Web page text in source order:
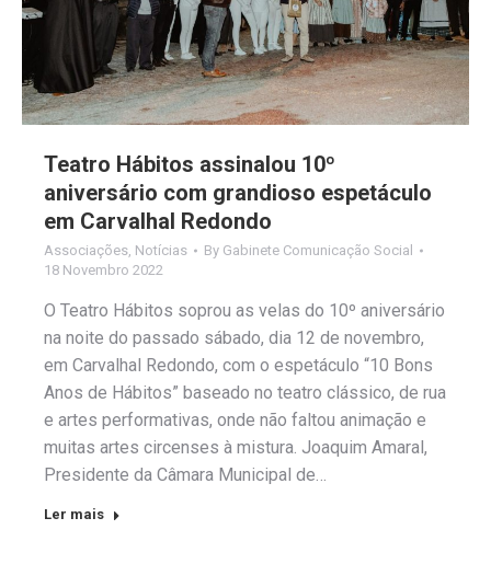
Teatro Hábitos assinalou 10º
aniversário com grandioso espetáculo
em Carvalhal Redondo
Associações Notícias By Gabinete Comunicação Social
18 Novembro 2022
O Teatro Hábitos soprou as velas do 10º aniversário
na noite do passado sábado, dia 12 de novembro,
em Carvalhal Redondo, com o espetáculo “10 Bons
Anos de Hábitos” baseado no teatro clássico, de rua
e artes performativas, onde não faltou animação e
muitas artes circenses à mistura. Joaquim Amaral,
Presidente da Câmara Municipal de…
Ler mais